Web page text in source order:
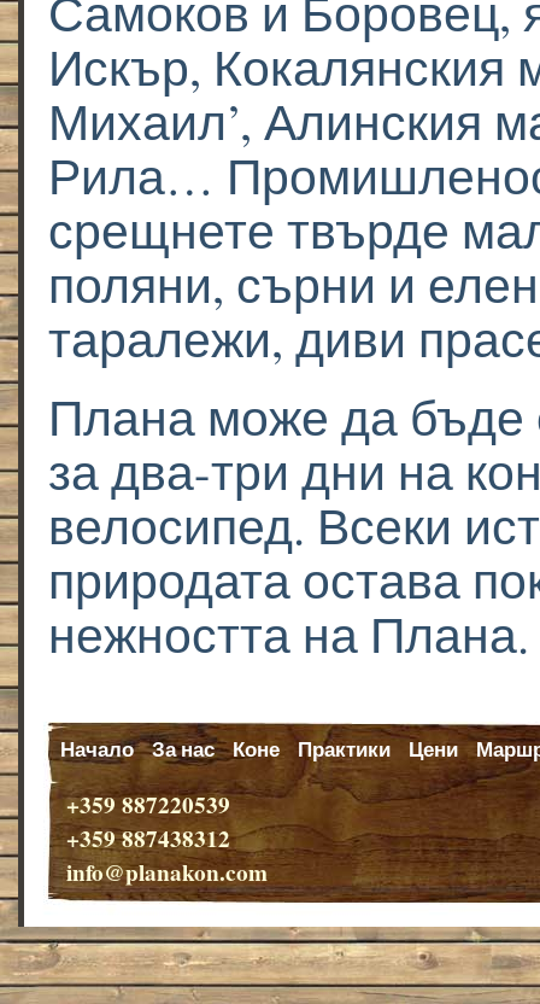
Искър, Кокалянския
Михаил’, Алинския
Рила…
срещнете твърде
поляни, сърни и
таралежи, диви
Плана може да бъде
за два-три дни на
велосипед. Всеки
природата остава
нежността на Плана.
Начало За нас Коне Практики Цени
+359 887220539
+359 887438312
info@planakon.com